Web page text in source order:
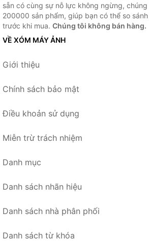
sẵn có cùng sự nỗ lực không ngừng,
200000 sản phẩm, giúp bạn có thể so
trước khi mua. Chúng tôi không bán hàng.
VỀ XÓM MÁY ẢNH
Giới thiệu
Chính sách bảo mật
Điều khoản sử dụng
Miễn trừ trách nhiệm
Danh mục
Danh sách nhãn hiệu
Danh sách nhà phân phối
Danh sách từ khóa